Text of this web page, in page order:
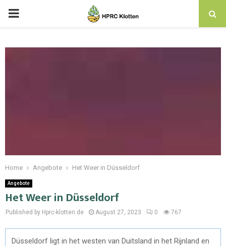
Home Angebote Het Weer in Düsseldorf
Angebote
Het Weer in Düsseldorf
Published by Hprc-klotten.de August 27, 2023 0 767
Düsseldorf ligt in het westen van Duitsland in het Rijnland en